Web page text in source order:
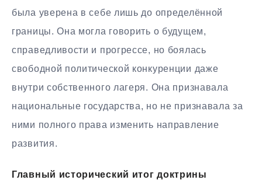
была уверена в себе лишь до определённой
границы. Она могла говорить о будущем,
справедливости и прогрессе, но боялась
свободной политической конкуренции даже
внутри собственного лагеря. Она признавала
национальные государства, но не признавала за
ними полного права изменить направление
развития.
Главный исторический итог доктрины